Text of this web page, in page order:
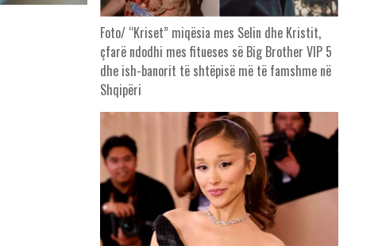
Foto/ “Kriset” miqësia mes Selin dhe Kristit,
çfarë ndodhi mes fitueses së Big Brother VIP 5
dhe ish-banorit të shtëpisë më të famshme në
Shqipëri